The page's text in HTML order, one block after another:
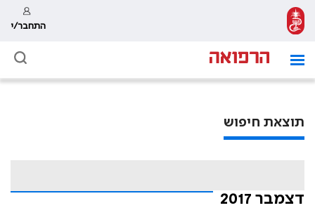
התחבר/י
תוצאת חיפוש
דצמבר 2017